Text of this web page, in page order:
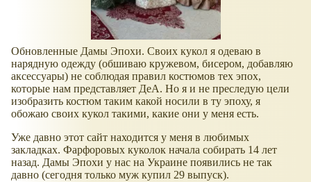
Обновленные Дамы Эпохи. Своих кукол я одеваю в
нарядную одежду (обшиваю кружевом, бисером, добавляю
аксессуары) не соблюдая правил костюмов тех эпох,
которые нам представляет ДеА. Но я и не преследую цели
изобразить костюм таким какой носили в ту эпоху, я
обожаю своих кукол такими, какие они у меня есть.
Уже давно этот сайт находится у меня в любимых
закладках. Фарфоровых куколок начала собирать 14 лет
назад. Дамы Эпохи у нас на Украине появились не так
давно (сегодня только муж купил 29 выпуск).